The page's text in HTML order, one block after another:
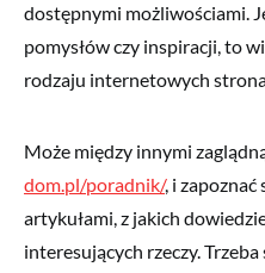
dostępnymi możliwościami.
pomysłów czy inspiracji, to
rodzaju internetowych
Może między innymi
dom.pl/poradnik/, i zapoznać
artykułami, z jakich
interesujących rzeczy.